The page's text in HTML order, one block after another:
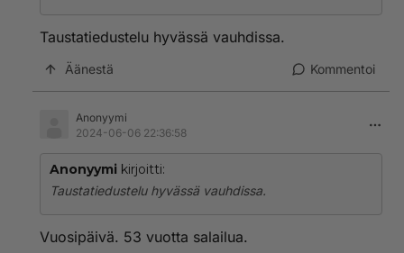
Taustatiedustelu hyvässä vauhdissa.
Äänestä Kommentoi
Anonyymi
2024-06-06 22:36:58
Anonyymi kirjoitti:
Taustatiedustelu hyvässä vauhdissa.
Vuosipäivä. 53 vuotta salailua.